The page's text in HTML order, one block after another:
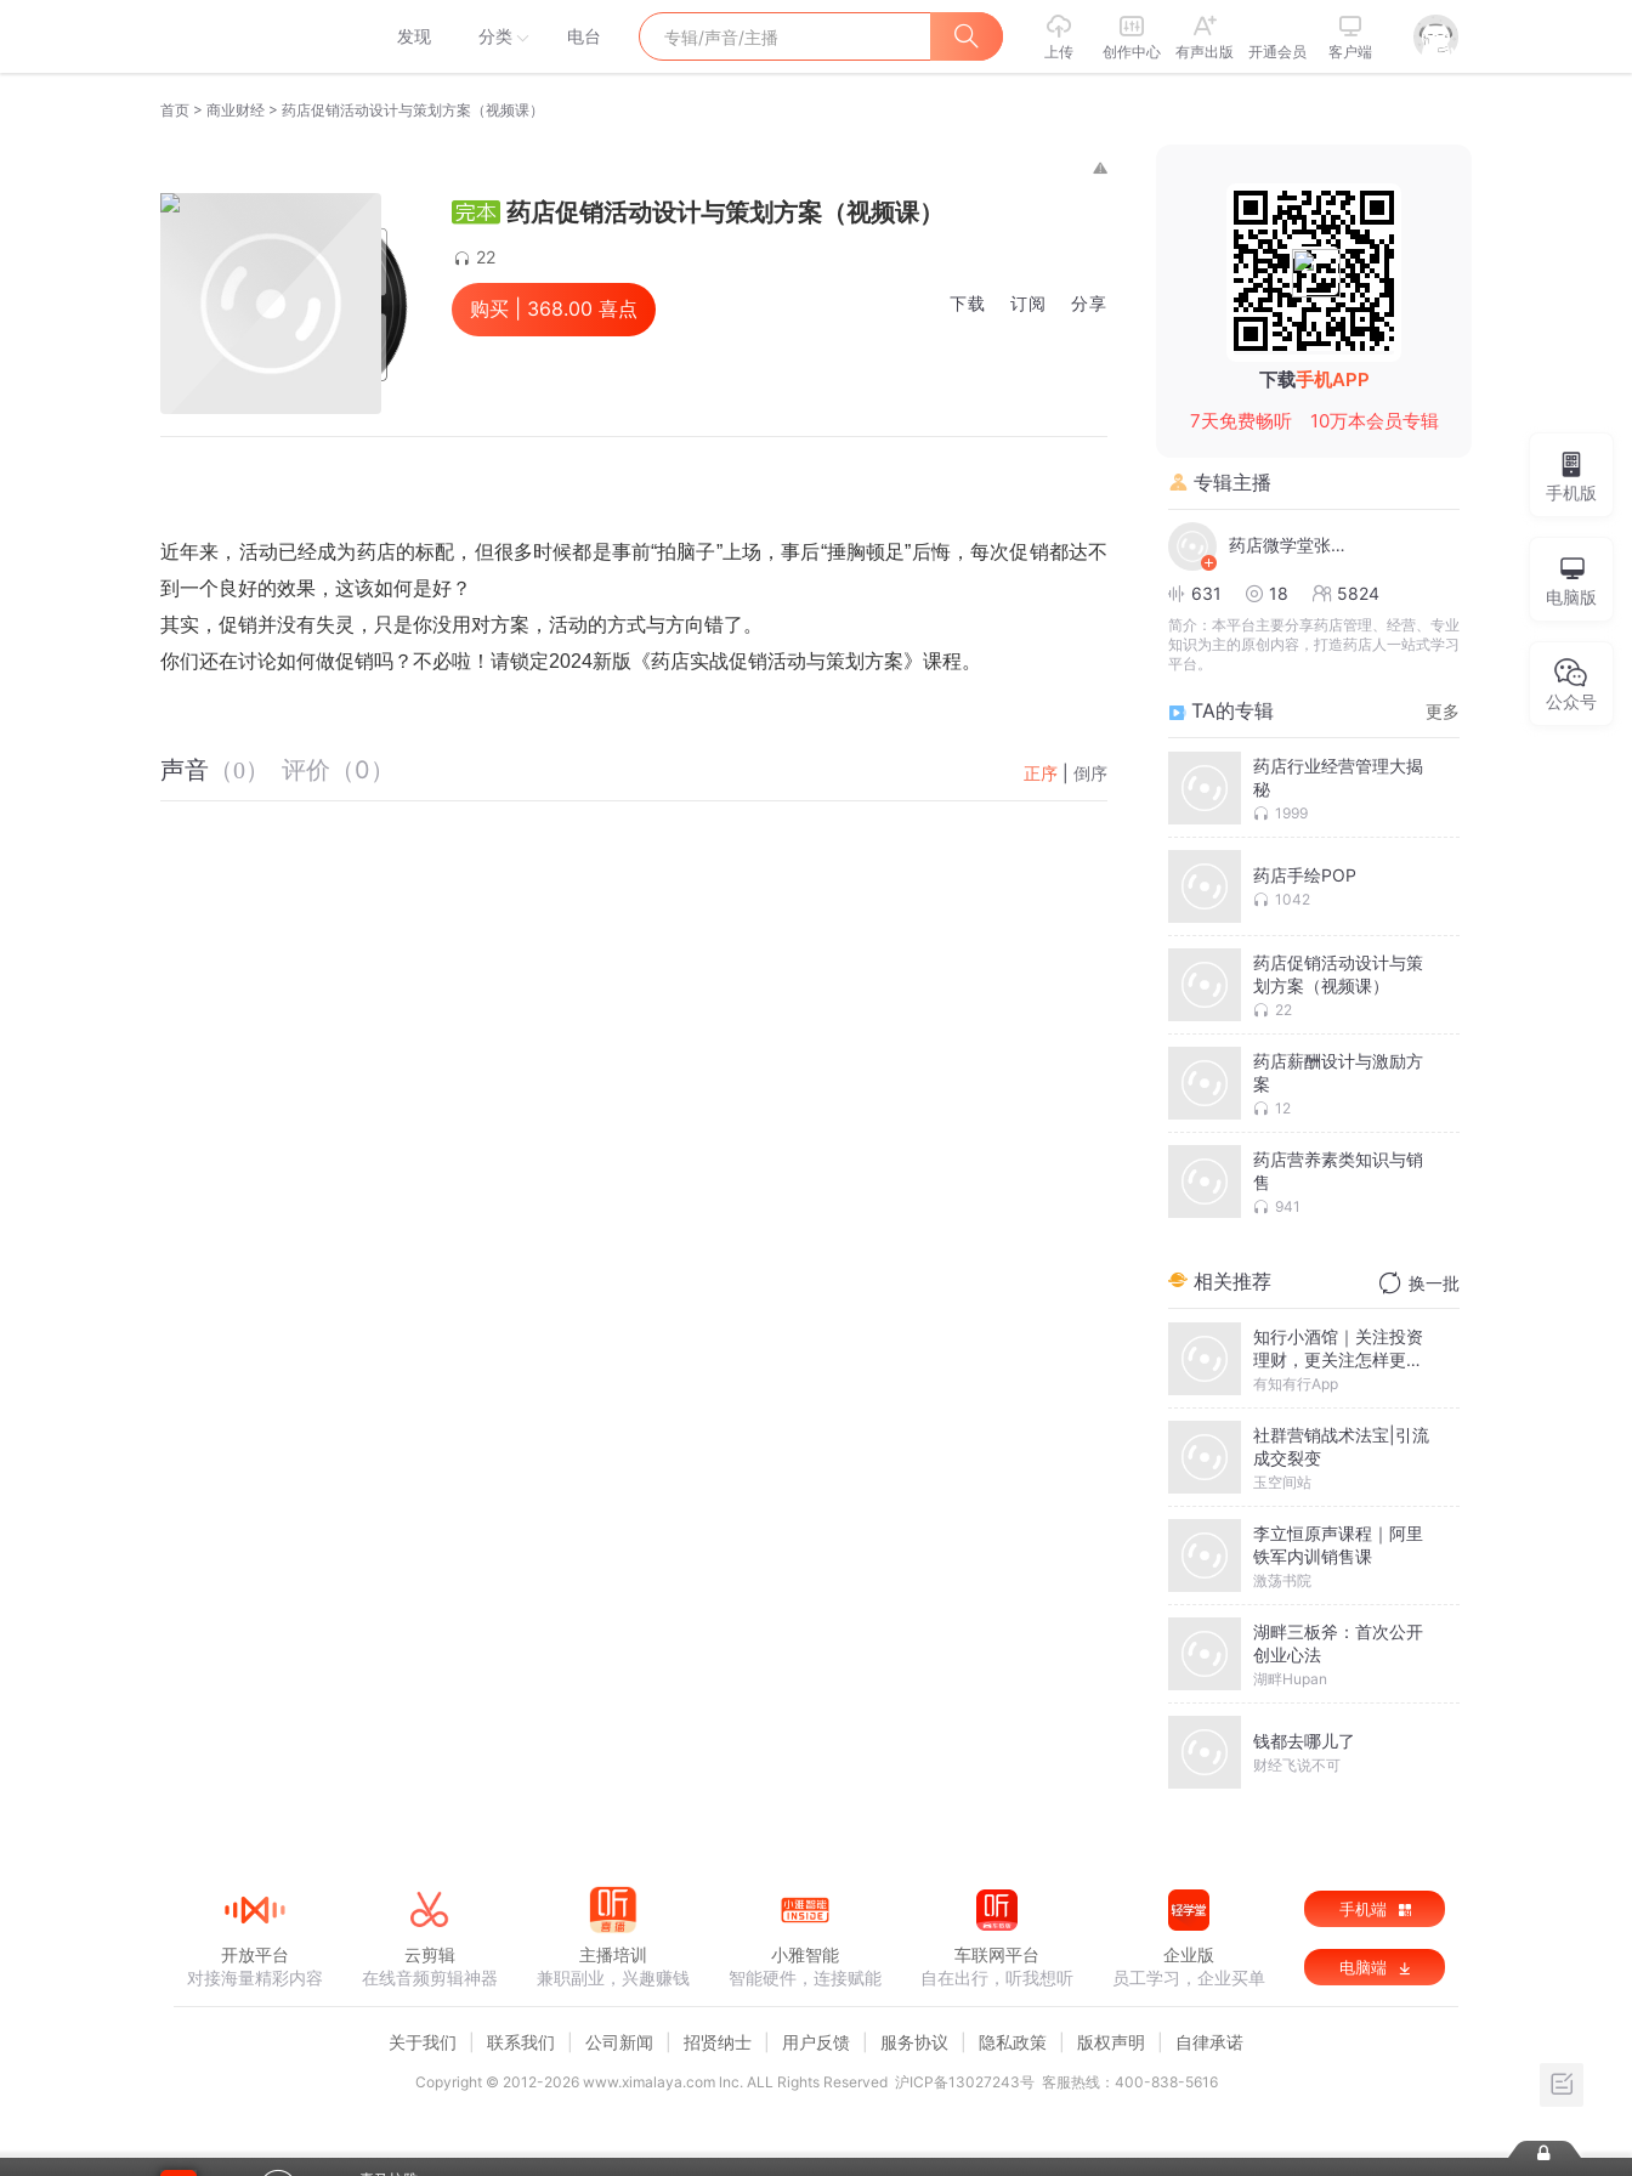
发现 分类 电台
上传 创作中心 有声出版 开通会员 客户端
首页 > 商业财经 > 药店促销活动设计与策划方案（视频课）
药店促销活动设计与策划方案（视频课）
22
购买 | 368.00 喜点 下载 订阅 分享
近年来，活动已经成为药店的标配，但很多时候都是事前“拍脑子”上场，事后“捶胸顿足”后悔，每次促销都达不
到一个良好的效果，这该如何是好？
其实，促销并没有失灵，只是你没用对方案，活动的方式与方向错了。
你们还在讨论如何做促销吗？不必啦！请锁定2024新版《药店实战促销活动与策划方案》课程。
声音 （0） 评价 （0 ） 正序 倒序
下载手机APP
7天免费畅听
10万本会员专辑
专辑主播
药店微学堂张云鹏
631 18 5824
简介： 本平台主要分享药店管理、经营、专业
知识为主的原创内容，打造药店人一站式学习
平台。
TA的专辑 更多
药店行业经营管理大揭
秘
1999
药店手绘POP
1042
药店促销活动设计与策
划方案（视频课）
22
药店薪酬设计与激励方
案
12
药店营养素类知识与销
售
941
相关推荐 换一批
知行小酒馆｜关注投资
理财，更关注怎样更好
地生活
有知有行App
社群营销战术法宝|引流
成交裂变
玉空间站
李立恒原声课程｜阿里
铁军内训销售课
激荡书院
湖畔三板斧：首次公开
创业心法
湖畔Hupan
钱都去哪儿了
财经飞说不可
手机版
电脑版
公众号
开放平台
对接海量精彩内容
云剪辑
在线音频剪辑神器
主播培训
兼职副业，兴趣赚钱
小雅智能
智能硬件，连接赋能
车联网平台
自在出行，听我想听
企业版
员工学习，企业买单
手机端
电脑端
关于我们 联系我们 公司新闻 招贤纳士 用户反馈 服务协议 隐私政策 版权声明 自律承诺
Copyright © 2012-2026www.ximalaya.com lnc. ALL Rights Reserved 沪ICP备13027243号 客服热线：400-838-5616